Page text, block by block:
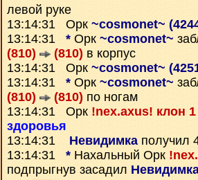
левой руке
13:14:31 Орк ~cosmonet~
13:14:31 * Орк ~cosmonet~
(810)
(810) в корпус
13:14:31 Орк ~cosmonet~
13:14:31 * Орк ~cosmonet~
(810)
(810) по ногам
13:14:31 Орк !nex.axus! клон 1
здоровья
13:14:31 Невидимкаполучил
13:14:31 * Нахальный Орк
подпрыгнув засадил